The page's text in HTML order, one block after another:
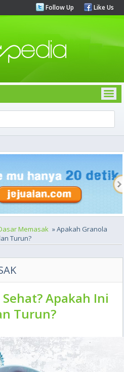
Follow Up Like Us
Memasak » Apakah Granola
Turun?
Apakah Ini
Turun?